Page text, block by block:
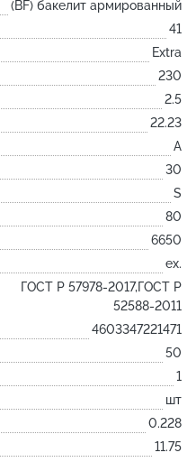
(BF) бакелит армированный
41
Extra
230
2.5
22.23
A
30
S
80
6650
ex.
ГОСТ Р 57978-2017,ГОСТ Р
52588-2011
4603347221471
50
1
шт
0.228
11.75